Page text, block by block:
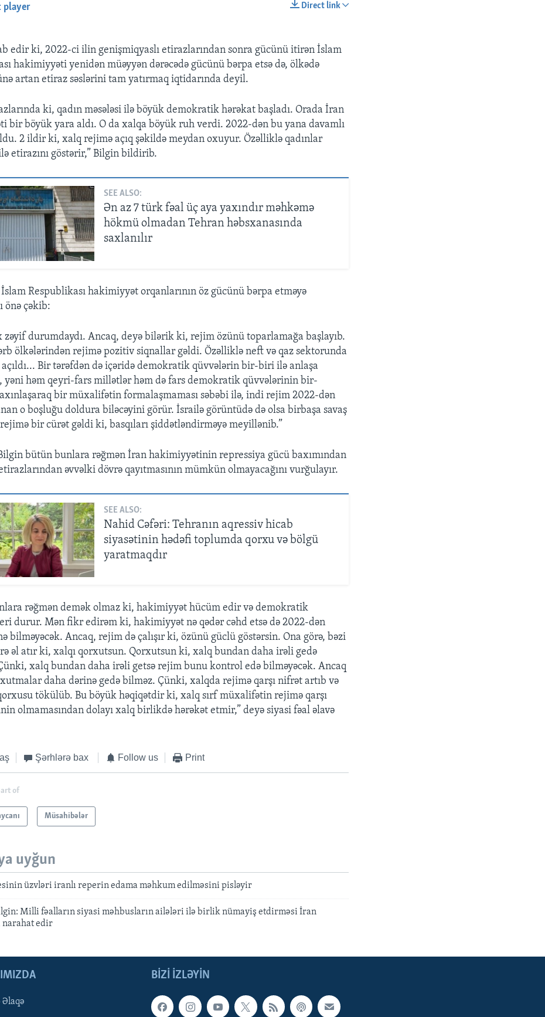
Direct link
player
edir ki, 2022-ci ilin genişmiqyaslı etirazlarından sonra gücünü itirən İslam
hakimiyyəti yenidən müəyyən dərəcədə gücünü bərpa etsə də, ölkədə
artan etiraz səslərini tam yatırmaq iqtidarında deyil.
ki, qadın məsələsi ilə böyük demokratik hərəkat başladı. Orada İran
bir böyük yara aldı. O da xalqa böyük ruh verdi. 2022-dən bu yana davamlı
2 ildir ki, xalq rejimə açıq şəkildə meydan oxuyur. Özəlliklə qadınlar
etirazını göstərir,” Bilgin bildirib.
SEE ALSO:
Ən az 7 türk fəal üç aya yaxındır məhkəmə
hökmü olmadan Tehran həbsxanasında
saxlanılır
Respublikası hakimiyyət orqanlarının öz gücünü bərpa etməyə
önə çəkib:
zəyif durumdaydı. Ancaq, deyə bilərik ki, rejim özünü toparlamağa başlayıb.
ölkələrindən rejimə pozitiv siqnallar gəldi. Özəlliklə neft və qaz sektorunda
Bir tərəfdən də içəridə demokratik qüvvələrin bir-biri ilə anlaşa
yəni həm qeyri-fars millətlər həm də fars demokratik qüvvələrinin bir-
bir müxalifətin formalaşmaması səbəbi ilə, indi rejim 2022-dən
o boşluğu doldura biləcəyini görür. İsrailə görüntüdə də olsa birbaşa savaş
rejimə bir cürət gəldi ki, basqıları şiddətləndirməyə meyillənib.”
bütün bunlara rəğmən İran hakimiyyətinin repressiya gücü baxımından
əvvəlki dövrə qayıtmasının mümkün olmayacağını vurğulayır.
SEE ALSO:
Nahid Cəfəri: Tehranın aqressiv hicab
siyasətinin hədəfi toplumda qorxu və bölgü
yaratmaqdır
rəğmən demək olmaz ki, hakimiyyət hücüm edir və demokratik
durur. Mən fikr edirəm ki, hakimiyyət nə qədər cəhd etsə də 2022-dən
bilməyəcək. Ancaq, rejim də çalışır ki, özünü güclü göstərsin. Ona görə, bəzi
əl atır ki, xalqı qorxutsun. Qorxutsun ki, xalq bundan daha irəli gedə
xalq bundan daha irəli getsə rejim bunu kontrol edə bilməyəcək. Ancaq
daha dərinə gedə bilməz. Çünki, xalqda rejimə qarşı nifrət artıb və
tökülüb. Bu böyük həqiqətdir ki, xalq sırf müxalifətin rejimə qarşı
olmamasından dolayı xalq birlikdə hərəkət etmir,” deyə siyasi fəal əlavə
Şərhlərə bax Follow us Print
of
Müsahibələr
uyğun
üzvləri iranlı reperin edama məhkum edilməsini pisləyir
Milli fəalların siyasi məhbusların ailələri ilə birlik nümayiş etdirməsi İran
edir
BIZI IZLƏYIN
Əlaqə